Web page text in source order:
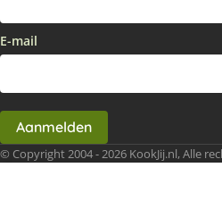
E-mail
Aanmelden
© Copyright 2004 - 2026 KookJij.nl, Alle